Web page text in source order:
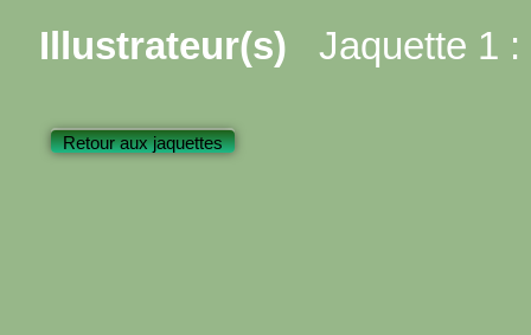
Illustrateur(s) Jaquette 1 :
Retour aux jaquettes